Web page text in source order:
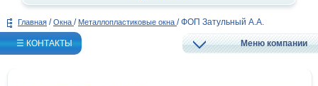
Главная / Окна / Металлопластиковые окна / ФОП Затульный А.А.
☰ КОНТАКТЫ Меню компании